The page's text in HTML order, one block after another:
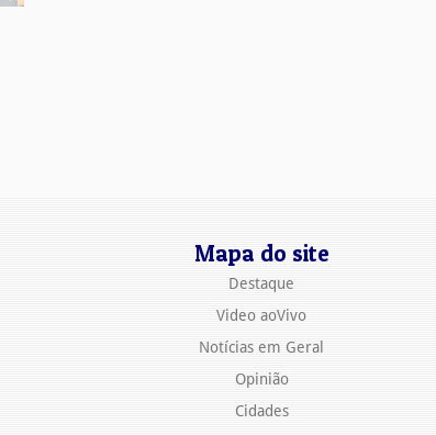
Mapa do site
Destaque
Video aoVivo
Notícias em Geral
Opinião
Cidades